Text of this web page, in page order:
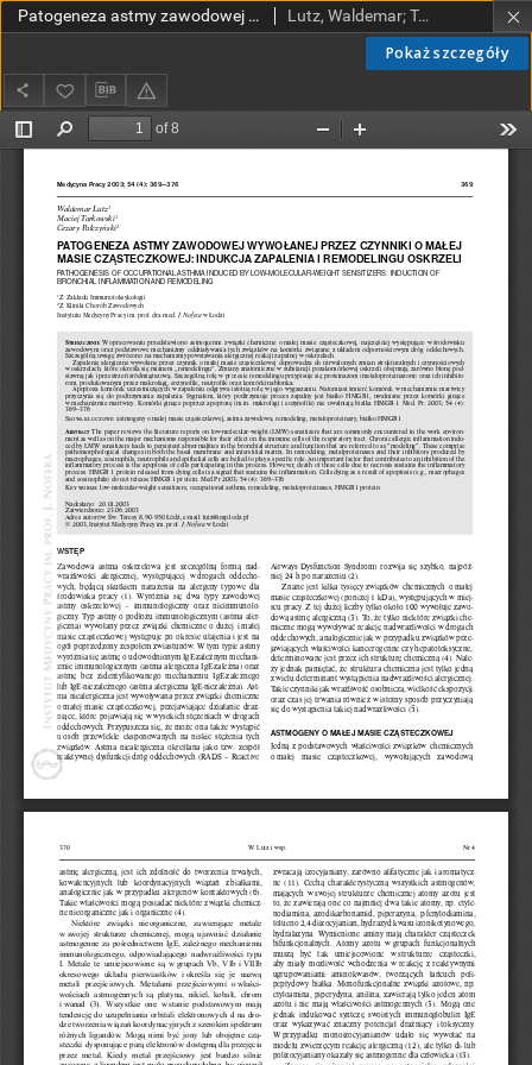
Pokaż szczegóły
Patogeneza astmy zawodowej wywołanej przez czynniki o małej masie cząsteczkowej: indukcja zapalenia i remodelingu oskrzeli Lutz, Waldemar; Tarkowski, Maciej; Pałczyński, Cezary